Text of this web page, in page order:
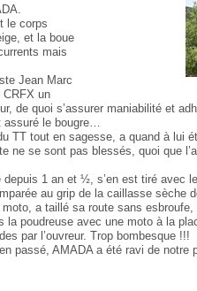
le corps
et la boue
mais
Jean Marc
CRFX un
de quoi s’assurer maniabilité et
assuré le bougre…
TT tout en sagesse, a quand à lui
ne se sont pas blessés, quoi que
depuis 1 an et ½, s’en est tiré avec
au grip de la caillasse sèche
a taillé sa route sans
la poudreuse avec une moto à la
par l’ouvreur. Trop bombesque !!!
passé, AMADA a été ravi de notre